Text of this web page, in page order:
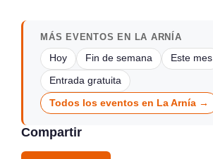
MÁS EVENTOS EN LA ARNÍA
Hoy Fin de semana Este mes
Entrada gratuita
Todos los eventos en La Arnía →
Compartir